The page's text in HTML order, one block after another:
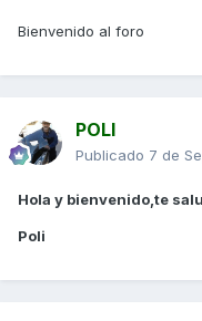
Bienvenido al foro
POLI
Publicado 7 de
Hola y bienvenido,te
Poli